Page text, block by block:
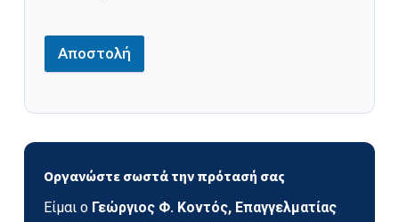
Αποστολή
Οργανώστε σωστά την πρότασή σας
Είμαι ο Γεώργιος Φ. Κοντός, Επαγγελματίας